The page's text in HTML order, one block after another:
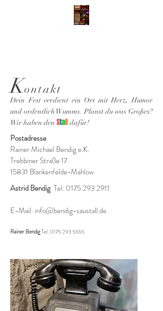
Kontakt
Dein Fest verdient ein Ort mit Herz, Humor
und ordentlich Wumms. Planst du was Großes?
Wir haben den Stalldafür!
Postadresse
Rainer Michael Bendig e.K.
Trebbiner Straße 17
15831 Blankenfelde-Mahlow
Astrid Bendig Tel: 0175 293 2911
E-Mail: info@bendig-saustall.de
Rainer BendigTel:0175 293 5555